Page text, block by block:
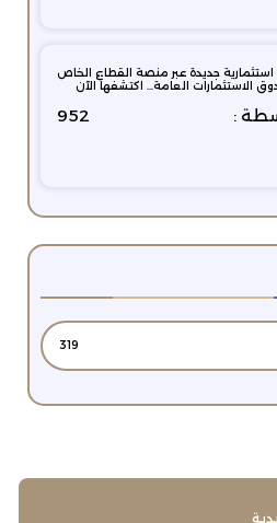
جديدة عبر منصة القطاع الخاص
الاستثمارات العامة… اكتشفها الآن
:
952
319